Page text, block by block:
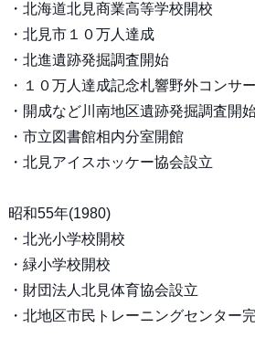
・北海道北見商業高等
・北見市１０万人達
・北進遺跡発掘調査
・１０万人達成記念札響
・開成など川南地区遺跡
・市立図書館相内分室
・北見アイスホッケー協会設立
昭和55年(1980)
・北光小学校開校
・緑小学校開校
・財団法人北見体育協
・北地区市民トレーニング